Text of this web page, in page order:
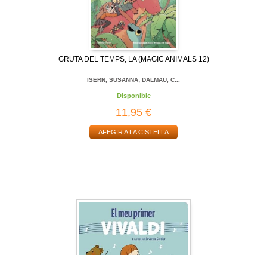
GRUTA DEL TEMPS, LA (MAGIC ANIMALS 12)
ISERN, SUSANNA; DALMAU, C...
Disponible
11,95 €
AFEGIR A LA CISTELLA